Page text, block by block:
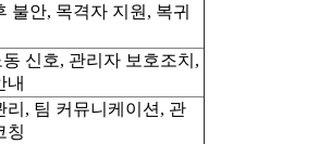
불안, 목격자 지원, 복귀
신호, 관리자 보호조치,
내
리, 팀 커뮤니케이션, 관
칭